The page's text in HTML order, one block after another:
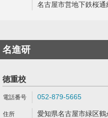
名古屋市営地下鉄桜
名進研
徳重校
052-879-5665
愛知県名古屋市緑区